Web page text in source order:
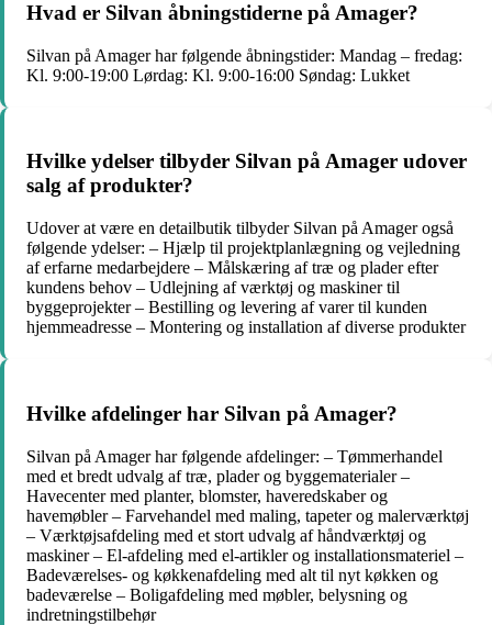
Hvad er Silvan åbningstiderne på Amager?
Silvan på Amager har følgende åbningstider: Mandag – fredag:
Kl. 9:00-19:00 Lørdag: Kl. 9:00-16:00 Søndag: Lukket
Hvilke ydelser tilbyder Silvan på Amager udover
salg af produkter?
Udover at være en detailbutik tilbyder Silvan på Amager også
følgende ydelser: – Hjælp til projektplanlægning og vejledning
af erfarne medarbejdere – Målskæring af træ og plader efter
kundens behov – Udlejning af værktøj og maskiner til
byggeprojekter – Bestilling og levering af varer til kunden
hjemmeadresse – Montering og installation af diverse produkter
Hvilke afdelinger har Silvan på Amager?
Silvan på Amager har følgende afdelinger: – Tømmerhandel
med et bredt udvalg af træ, plader og byggematerialer –
Havecenter med planter, blomster, haveredskaber og
havemøbler – Farvehandel med maling, tapeter og malerværktøj
– Værktøjsafdeling med et stort udvalg af håndværktøj og
maskiner – El-afdeling med el-artikler og installationsmateriel –
Badeværelses- og køkkenafdeling med alt til nyt køkken og
badeværelse – Boligafdeling med møbler, belysning og
indretningstilbehør